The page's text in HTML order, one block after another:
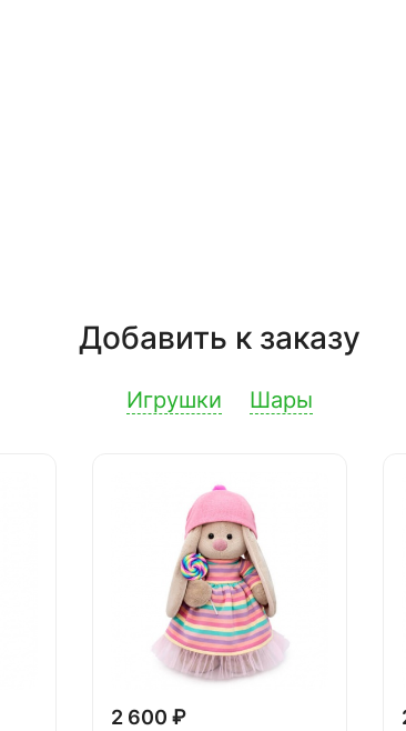
Добавить к заказу
Игрушки Шары
2 600 ₽